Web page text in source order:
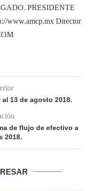
PRESIDENTE
www.amcp.mx Director
13 de agosto 2018.
de flujo de efectivo a
2018.